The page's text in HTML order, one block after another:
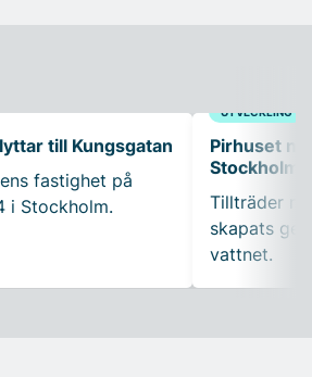
till Kungsgatan
fastighet på
i Stockholm.
UTVECKLING
Pirhuset
Tillträder
skapats
vattnet.